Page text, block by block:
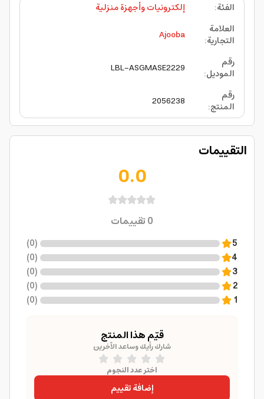
الفئة:
إلكترونيات وأجهزة منزلية
العلامة
التجارية:
Ajooba
رقم
الموديل:
LBL-ASGMASE2229
رقم
المنتج:
2056238
التقييمات
0.0
0تقييمات
5
(
0
)
4
(
0
)
3
(
0
)
2
(
0
)
1
(
0
)
قيّم هذا المنتج
شارك رأيك وساعد الآخرين
اختر عدد النجوم
إضافة تقييم